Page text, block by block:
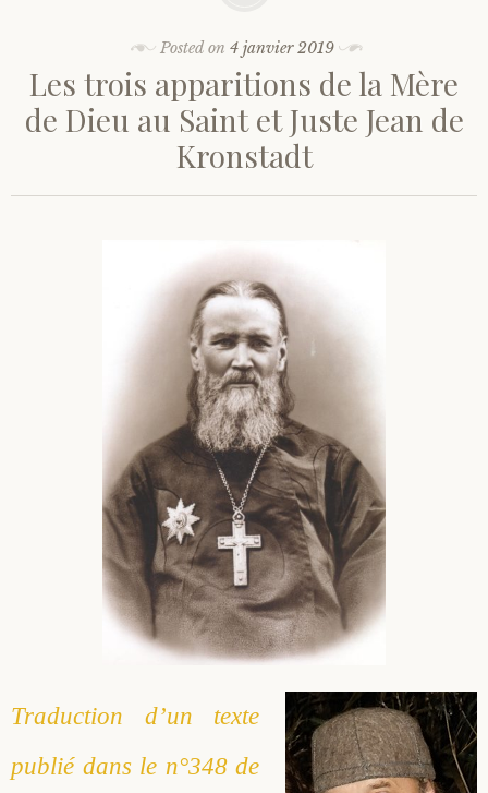
Posted on4 janvier 2019
Les trois apparitions de la Mère
de Dieu au Saint et Juste Jean de
Kronstadt
Traduction d’un texte
publié dans le n°348 de